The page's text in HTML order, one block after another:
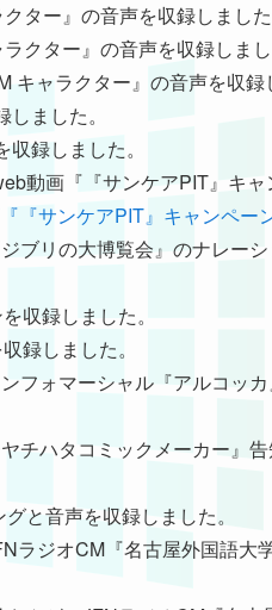
ター』の音声を収録しました
クター』の音声を収録しまし
ャラクター』の音声を収録
ました。
録しました。
動画『『サンケアPIT』キ
『サンケアPIT』キャンペー
ブリの大博覧会』のナレー
収録しました。
録しました。
フォマーシャル『アルコッ
チハタコミックメーカー』
と音声を収録しました。
ラジオCM『名古屋外国語大